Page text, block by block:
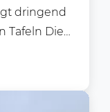
dringend
Tafeln Die